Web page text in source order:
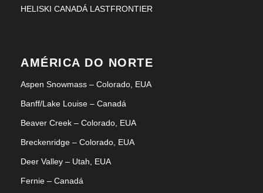
HELISKI CANADÁ LASTFRONTIER
AMÉRICA DO NORTE
Aspen Snowmass – Colorado, EUA
Banff/Lake Louise – Canadá
Beaver Creek – Colorado, EUA
Breckenridge – Colorado, EUA
Deer Valley – Utah, EUA
Fernie – Canadá